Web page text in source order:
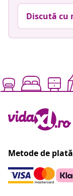
Discută cu
Metode de